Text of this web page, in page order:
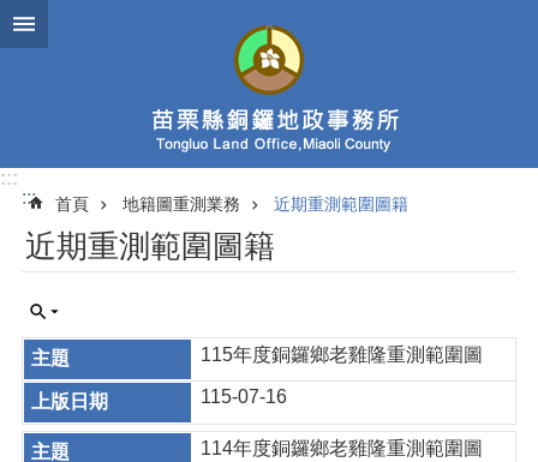
跳到主要內容區塊
:::
:::
首頁 地籍圖重測業務 近期重測範圍圖籍
近期重測範圍圖籍
115年度銅鑼鄉老雞隆重測範圍圖
115-07-16
114年度銅鑼鄉老雞隆重測範圍圖